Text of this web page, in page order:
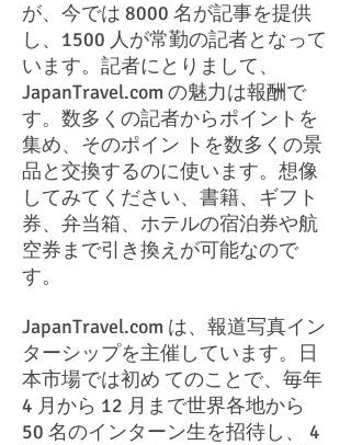
が、今では 8000 名が記事を提供
し、1500 人が常勤の記者となって
います。記者にとりまして、
JapanTravel.com の魅力は報酬で
す。数多くの記者からポイントを
集め、そのポイン トを数多くの景
品と交換するのに使います。想像
してみてください、書籍、ギフト
券、弁当箱、ホテルの宿泊券や航
空券まで引き換えが可能なので
す。
JapanTravel.com は、報道写真イン
ターシップを主催しています。日
本市場では初め てのことで、毎年
4 月から 12 月まで世界各地から
50 名のインターン生を招待し、 4